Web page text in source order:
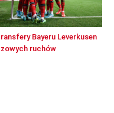
Bayeru Leverkusen
ruchów